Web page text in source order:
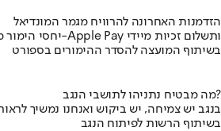
הזדמנות האחרונה להרוויח מגמר המונדיאל
יחסי הימור משופרים, הפקדות ב-Apple Pay ותשלום זכיות מיידי
בשיתוף המועצה להסדר ההימורים בספורט
מה מבטיח נתניהו לתושבי הנגב?
בנגב יש צמיחה, יש ביקוש ואנחנו נמשיך
בשיתוף הרשות לפיתוח הנגב